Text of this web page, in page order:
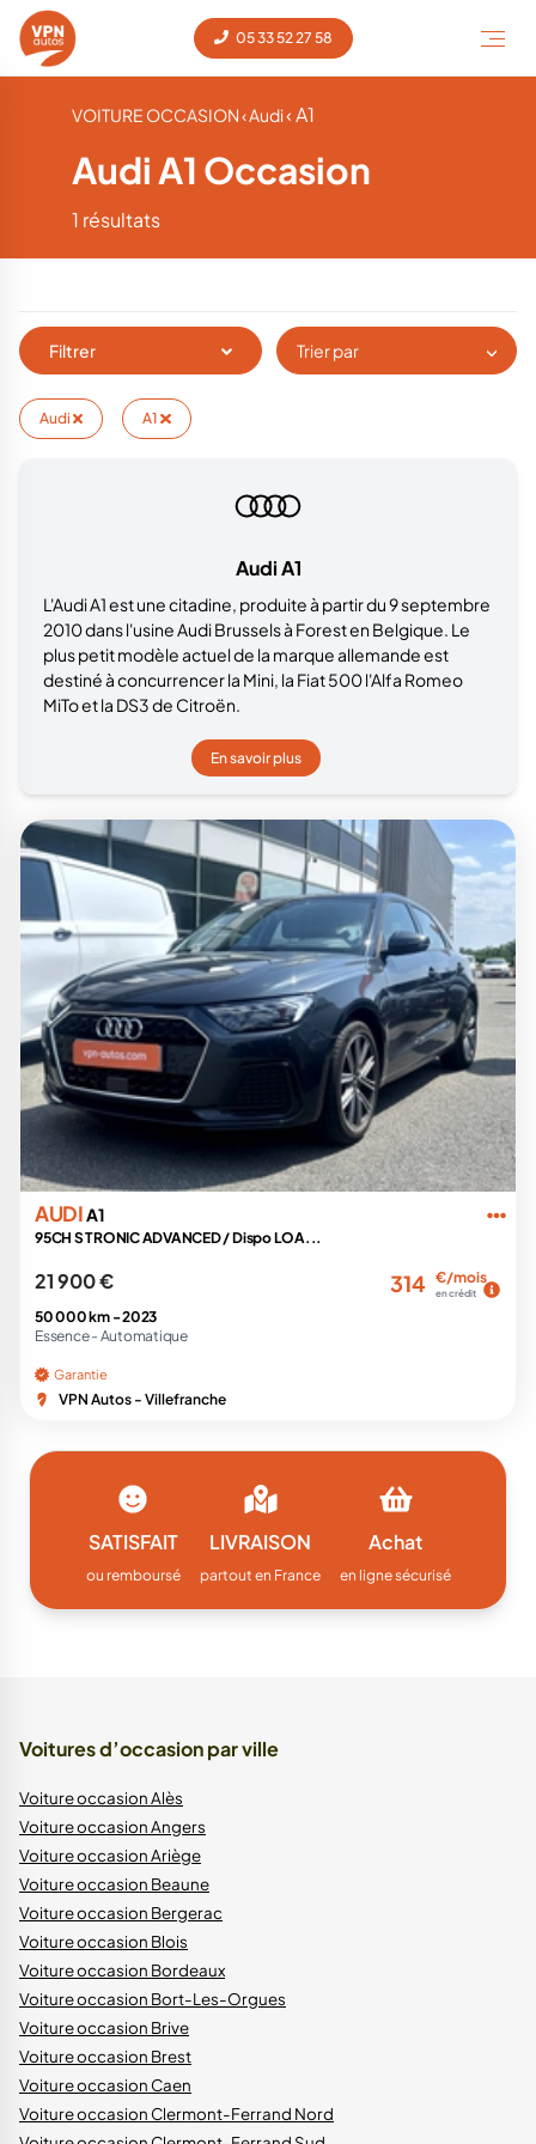
05 33 52 27 58
VOITURE OCCASION‹ Audi‹ A1
Audi A1 Occasion
1 résultats
Filtrer Trier par
Audi A1
Audi A1
L'Audi A1 est une citadine, produite à partir du 9 septembre
2010 dans l'usine Audi Brussels à Forest en Belgique. Le
plus petit modèle actuel de la marque allemande est
destiné à concurrencer la Mini, la Fiat 500 l'Alfa Romeo
MiTo et la DS3 de Citroën.
En savoir plus
AUDIA1
95CH S TRONIC ADVANCED / Dispo LOA...
21 900 € 314 €/mois
en crédit
50 000 km -2023
Essence - Automatique
Garantie
VPN Autos - Villefranche
SATISFAIT
ou remboursé
LIVRAISON
partout en France
Achat
en ligne sécurisé
Voitures d’occasion par ville
Voiture occasion Alès
Voiture occasion Angers
Voiture occasion Ariège
Voiture occasion Beaune
Voiture occasion Bergerac
Voiture occasion Blois
Voiture occasion Bordeaux
Voiture occasion Bort-Les-Orgues
Voiture occasion Brive
Voiture occasion Brest
Voiture occasion Caen
Voiture occasion Clermont-Ferrand Nord